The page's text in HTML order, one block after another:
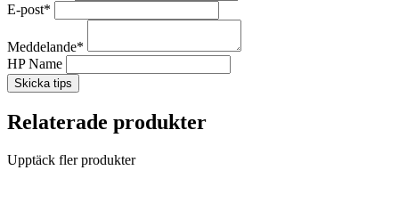
E-post*
Meddelande*
HP Name
Skicka tips
Relaterade produkter
Upptäck fler produkter